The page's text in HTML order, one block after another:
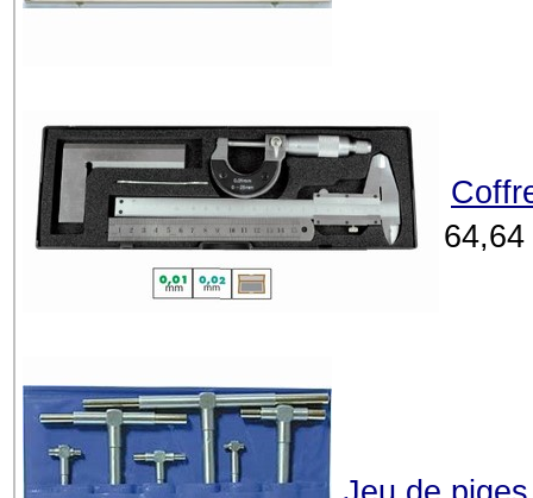
64,64